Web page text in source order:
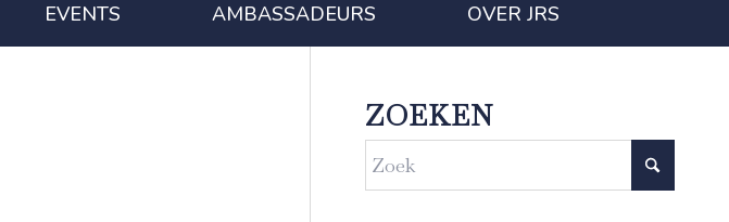
EVENTS AMBASSADEURS OVER JRS
ZOEKEN